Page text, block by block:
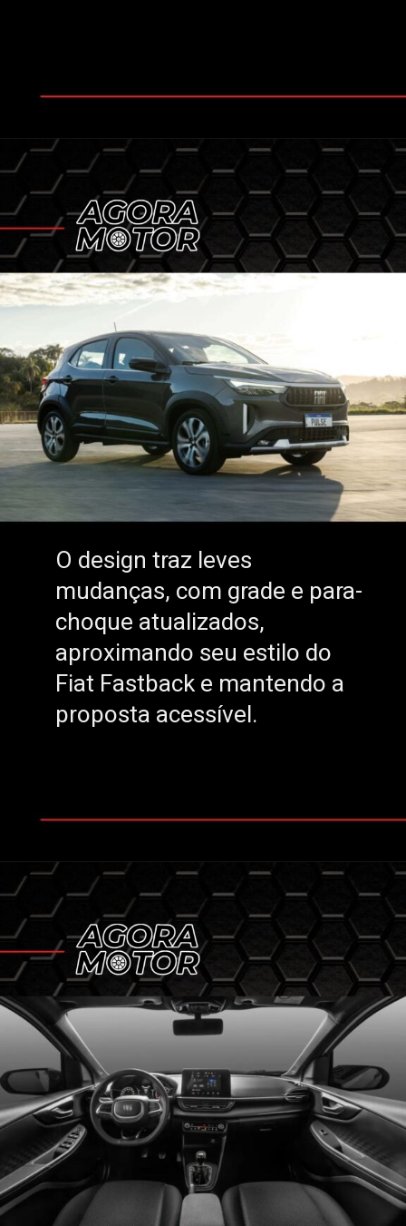
O design traz leves
mudanças, com grade e para-
choque atualizados,
aproximando seu estilo do
Fiat Fastback e mantendo a
proposta acessível.
O design traz leves
mudanças, com grade e para-
choque atualizados,
aproximando seu estilo do
Fiat Fastback e mantendo a
proposta acessível.